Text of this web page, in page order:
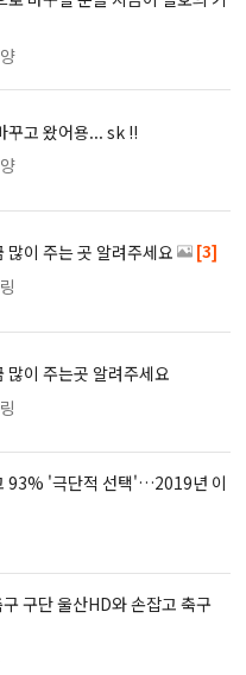
꾸고 왔어용... sk !!
많이 주는 곳 알려주세요
[3]
많이 주는곳 알려주세요